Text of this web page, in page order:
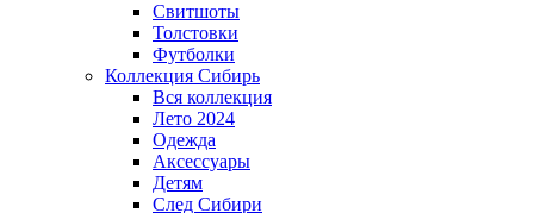
Свитшоты
Толстовки
Футболки
Коллекция Сибирь
Вся коллекция
Лето 2024
Одежда
Аксессуары
Детям
След Сибири